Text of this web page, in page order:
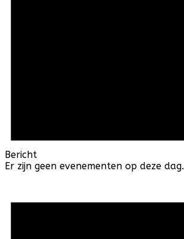
Bericht
Er zijn geen evenementen op deze dag.